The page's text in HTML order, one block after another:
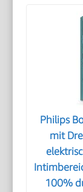
Philips
mit
100%